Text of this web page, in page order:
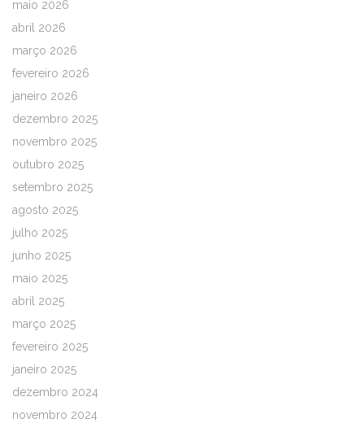
maio 2026
abril 2026
março 2026
fevereiro 2026
janeiro 2026
dezembro 2025
novembro 2025
outubro 2025
setembro 2025
agosto 2025
julho 2025
junho 2025
maio 2025
abril 2025
março 2025
fevereiro 2025
janeiro 2025
dezembro 2024
novembro 2024